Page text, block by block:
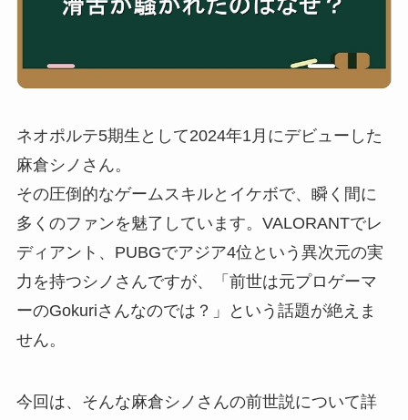
ネオポルテ5期生として2024年1月にデビューした
麻倉シノさん。
その圧倒的なゲームスキルとイケボで、瞬く間に
多くのファンを魅了しています。VALORANTでレ
ディアント、PUBGでアジア4位という異次元の実
力を持つシノさんですが、「前世は元プロゲーマ
ーのGokuriさんなのでは？」という話題が絶えま
せん。
今回は、そんな麻倉シノさんの前世説について詳